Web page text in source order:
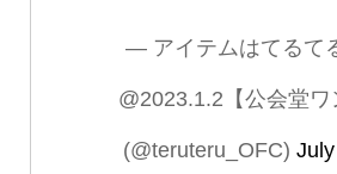
— アイテムはてるて
@2023.1.2【公会堂ワ
(@teruteru_OFC)